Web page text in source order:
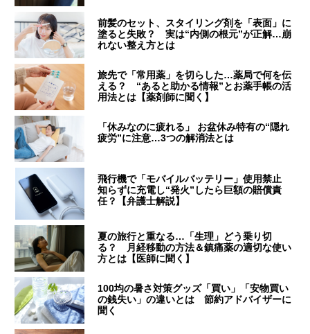
前髪のセット、スタイリング剤を「表面」に
塗ると失敗？ 実は“内側の根元”が正解…崩
れない整え方とは
旅先で「常用薬」を切らした…薬局で何を伝
える？ “あると助かる情報”とお薬手帳の活
用法とは【薬剤師に聞く】
「休みなのに疲れる」 お盆休み特有の“隠れ
疲労”に注意…3つの解消法とは
飛行機で「モバイルバッテリー」使用禁止
知らずに充電し“発火”したら巨額の賠償責
任？【弁護士解説】
夏の旅行と重なる…「生理」どう乗り切
る？ 月経移動の方法＆鎮痛薬の適切な使い
方とは【医師に聞く】
100均の暑さ対策グッズ「買い」「安物買い
の銭失い」の違いとは 節約アドバイザーに
聞く